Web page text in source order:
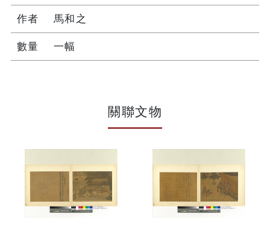
作者 馬和之
數量 一幅
關聯文物